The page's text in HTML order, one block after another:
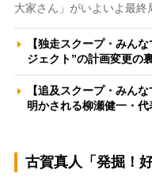
大家さん」がいよいよ最終
【独走スクープ・みん
ジェクト”の計画変更の
【追及スクープ・みん
明かされる柳瀬健一・
古賀真人「発掘！